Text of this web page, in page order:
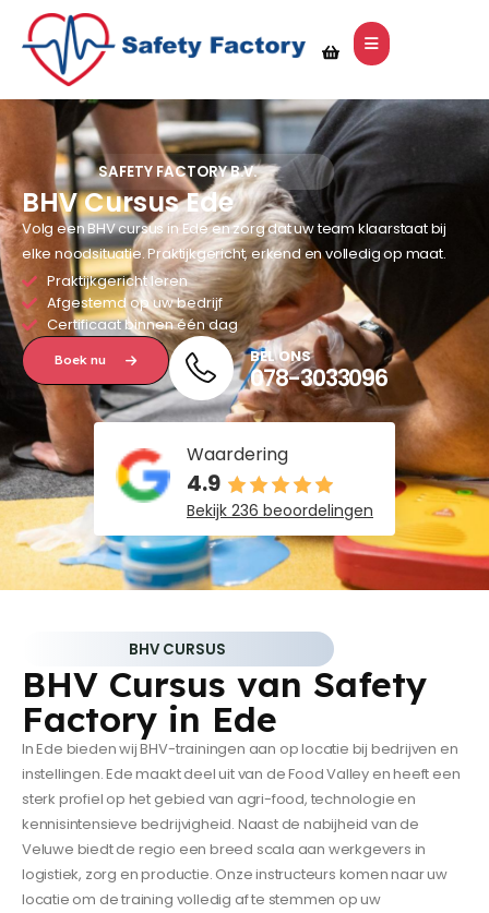
SAFETY FACTORY B.V.
BHV Cursus Ede
Volg een BHV cursus in Ede en zorg dat uw team klaarstaat bij
elke noodsituatie. Praktijkgericht, erkend en volledig op maat.
Praktijkgericht leren
Afgestemd op uw bedrijf
Certificaat binnen één dag
Boek nu BEL ONS
078-3033096
Waardering
4.9
Bekijk 236 beoordelingen
BHV CURSUS
BHV Cursus van Safety
Factory in Ede
In Ede bieden wij BHV-trainingen aan op locatie bij bedrijven en
instellingen. Ede maakt deel uit van de Food Valley en heeft een
sterk profiel op het gebied van agri-food, technologie en
kennisintensieve bedrijvigheid. Naast de nabijheid van de
Veluwe biedt de regio een breed scala aan werkgevers in
logistiek, zorg en productie. Onze instructeurs komen naar uw
locatie om de training volledig af te stemmen op uw